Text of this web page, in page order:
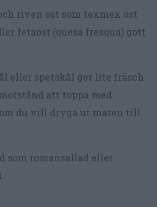
riven ost som texmex ost
fetaost (quesa fresqua) gott
eller spetskål ger lite fräsch
att toppa med.
du vill dryga ut maten till
som romansallad eller